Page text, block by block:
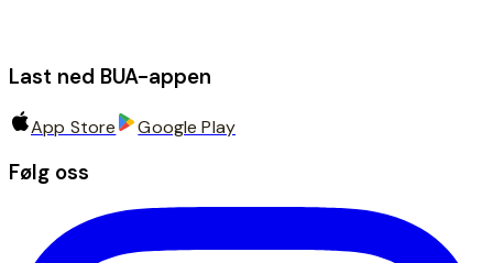
Last ned BUA-appen
App Store Google Play
Følg oss